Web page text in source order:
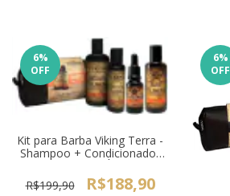
6%
OFF
Kit para Barba Viking Terra -
Shampoo + Condicionador
R$199,90
R$188,90
6%
OFF